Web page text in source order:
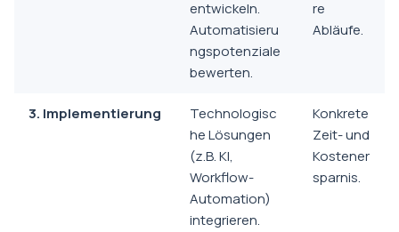
entwickeln.
Automatisieru
ngspotenziale
bewerten.
re
Abläufe.
3. Implementierung
Technologisc
he Lösungen
(z.B. KI,
Workflow-
Automation)
integrieren.
Konkrete
Zeit- und
Kostener
sparnis.